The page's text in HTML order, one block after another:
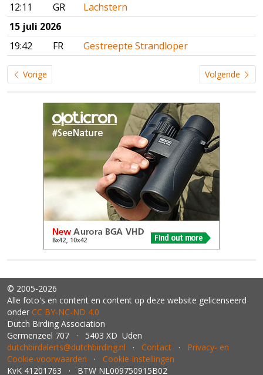
12:11
GR
Lachstern
15 juli 2026
19:42
FR Gestreepte Strandloper
Vorige Volgende
© 2005-2026
Alle foto's en content en content op deze website gelicenseerd
onder CC BY‑NC‑ND 4.0
Dutch Birding Association
Germenzeel 707 · 5403 XD Uden
dutchbirdalerts@dutchbirding.nl · Contact · Privacy- en
Cookie-voorwaarden · Cookie-instellingen
KvK 41201763 · BTW NL009750915B02